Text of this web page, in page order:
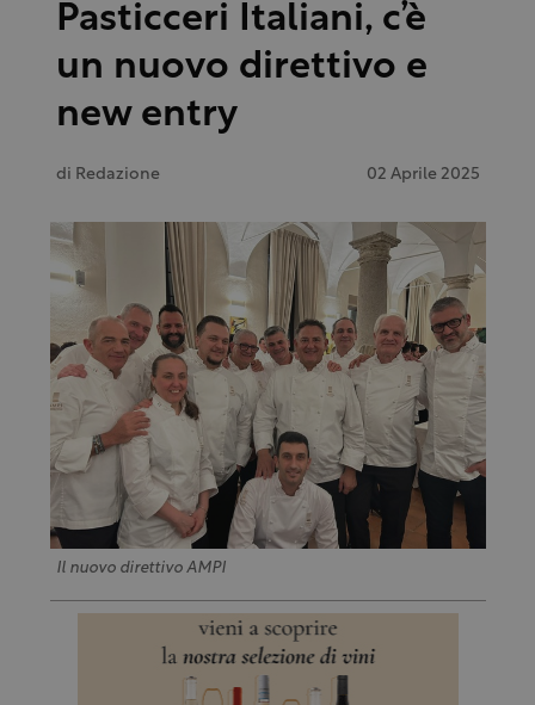
Pasticceri Italiani, c’è
un nuovo direttivo e
new entry
di Redazione 02 Aprile 2025
Il nuovo direttivo AMPI